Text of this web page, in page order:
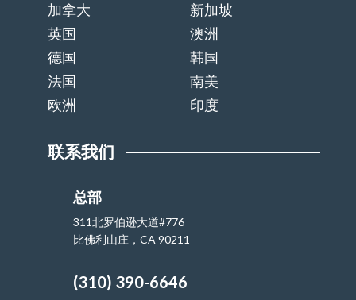
加拿大
新加坡
英国
澳洲
德国
韩国
法国
南美
欧洲
印度
联系我们
总部
311北罗伯逊大道#776
比佛利山庄，CA 90211
(310) 390-6646